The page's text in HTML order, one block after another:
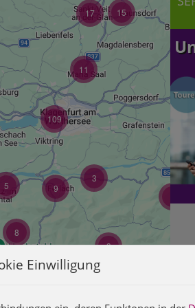
11
15
17
5 9
3
3
109
8
Einwilligung